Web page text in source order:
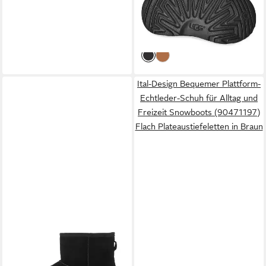
Schlupfboots mit Warmfutter
94,95 € UVP149,95 €
-37%
Ital-Design Bequemer Plattform-
Echtleder-Schuh für Alltag und
Freizeit Snowboots (90471197)
Flach Plateaustiefeletten in Braun